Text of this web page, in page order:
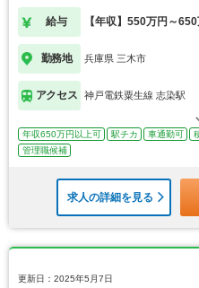
給与 【年収】550万円～
勤務地 兵庫県 三木市
アクセス 神戸電鉄粟生線 志染駅
年収650万円以上可 駅チカ 車通勤可
管理職候補
求人の詳細を見る
更新日：2025年5月7日